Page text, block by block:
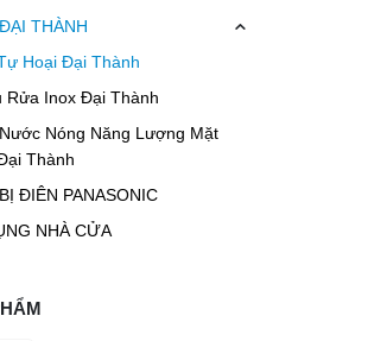
THÀNH
Hoại Đại Thành
Rửa Inox Đại Thành
Nóng Năng Lượng Mặt
Thành
ĐIÊN PANASONIC
NHÀ CỬA